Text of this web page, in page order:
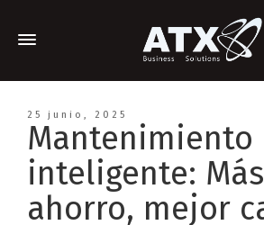
25 junio, 2025
Mantenimiento
inteligente: Más
ahorro, mejor